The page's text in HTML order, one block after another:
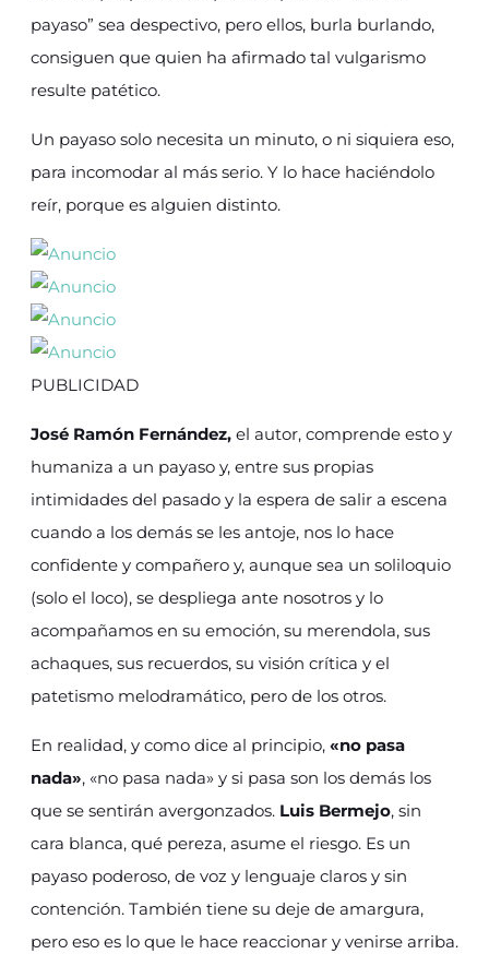
payaso” sea despectivo, pero ellos, burla burlando,
consiguen que quien ha afirmado tal vulgarismo
resulte patético.
Un payaso solo necesita un minuto, o ni siquiera eso,
para incomodar al más serio. Y lo hace haciéndolo
reír, porque es alguien distinto.
PUBLICIDAD
José Ramón Fernández, el autor, comprende esto y
humaniza a un payaso y, entre sus propias
intimidades del pasado y la espera de salir a escena
cuando a los demás se les antoje, nos lo hace
confidente y compañero y, aunque sea un soliloquio
(solo el loco), se despliega ante nosotros y lo
acompañamos en su emoción, su merendola, sus
achaques, sus recuerdos, su visión crítica y el
patetismo melodramático, pero de los otros.
En realidad, y como dice al principio, «no pasa
nada», «no pasa nada» y si pasa son los demás los
que se sentirán avergonzados. Luis Bermejo, sin
cara blanca, qué pereza, asume el riesgo. Es un
payaso poderoso, de voz y lenguaje claros y sin
contención. También tiene su deje de amargura,
pero eso es lo que le hace reaccionar y venirse arriba.